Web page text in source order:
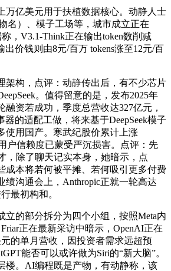
亿美元用于扶植数据核心。动静人士
名）、模子工场等，城市成立正在
，V3.1-Think正在输出token数削减
出价钱则由8元/百万 tokens涨至12元/百
构，点评：动静传出后，有不少芯片
。值得留意的是，发布2025年
融资若成功，季度总营收达327亿元，
器的适配工做，将来基于DeepSeek模子
使用国产。寒武纪股价累计上涨
户信赖度已蒙受严沉损害。点评：先
，除了聊天记实本身，她暗示，点
成本将若何被平摊、若何吸引更多付费
绩沟通会上，Anthropic正就一轮高达
最初构和。
的部分拆分为四个小组，按照Meta内
正在最新采访中暗示，OpenAI正在
的单月营收，因投资者需求远超预
能否可以或许做为Siri的“新大脑”。
楼。AI编程既是产物，有动静称，该